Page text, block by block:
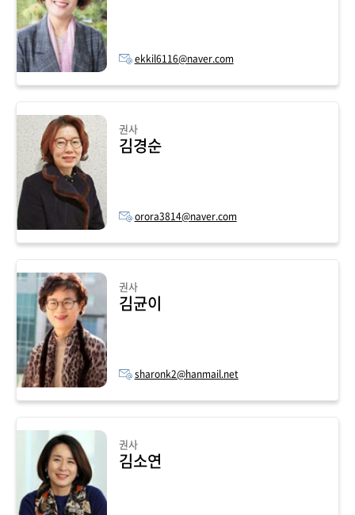
ekkil6116@naver.com
권사
김경순
orora3814@naver.com
권사
김균이
sharonk2@hanmail.net
권사
김소연